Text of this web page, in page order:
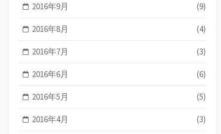
2016年9月 (9)
2016年8月 (4)
2016年7月 (3)
2016年6月 (6)
2016年5月 (5)
2016年4月 (3)